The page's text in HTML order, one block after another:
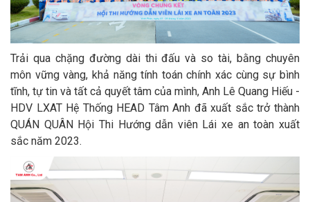
Trải qua chặng đường dài thi đấu và so tài, bằng chuyên
môn vững vàng, khả năng tính toán chính xác cùng sự bình
tĩnh, tự tin và tất cả quyết tâm của mình, Anh Lê Quang Hiếu -
HDV LXAT Hệ Thống HEAD Tâm Anh đã xuất sắc trở thành
QUÁN QUÂN Hội Thi Hướng dẫn viên Lái xe an toàn xuất
sắc năm 2023.